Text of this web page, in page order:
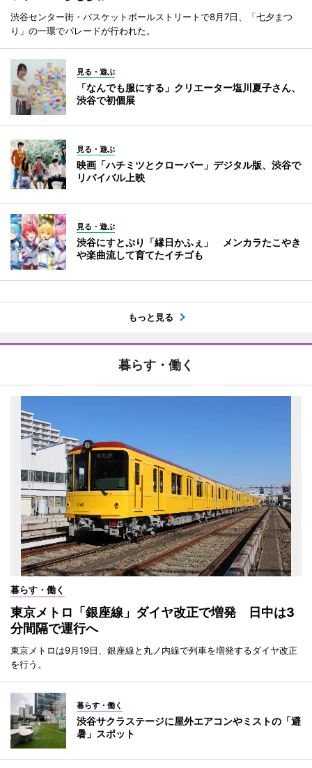
渋谷センター街・バスケットボールストリートで8月7日、「七夕まつ
り」の一環でパレードが行われた。
見る・遊ぶ
「なんでも服にする」クリエーター塩川夏子さん、
渋谷で初個展
見る・遊ぶ
映画「ハチミツとクローバー」デジタル版、渋谷で
リバイバル上映
見る・遊ぶ
渋谷にすとぷり「縁日かふぇ」 メンカラたこやき
や楽曲流して育てたイチゴも
もっと見る
暮らす・働く
暮らす・働く
東京メトロ「銀座線」ダイヤ改正で増発 日中は3
分間隔で運行へ
東京メトロは9月19日、銀座線と丸ノ内線で列車を増発するダイヤ改正
を行う。
暮らす・働く
渋谷サクラステージに屋外エアコンやミストの「避
暑」スポット